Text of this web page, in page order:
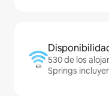
530 de los
Springs